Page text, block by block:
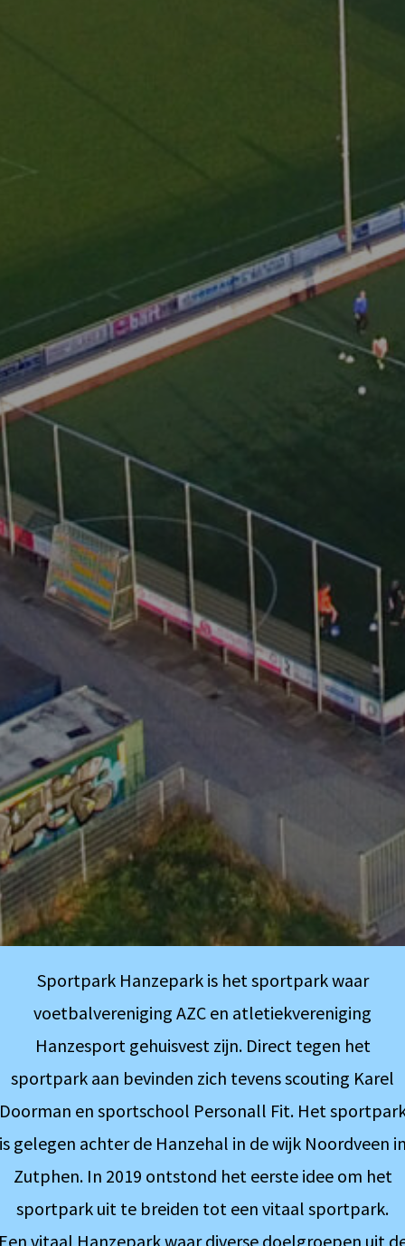
Sportpark Hanzepark is het sportpark waar
voetbalvereniging AZC en atletiekvereniging
Hanzesport gehuisvest zijn. Direct tegen het
sportpark aan bevinden zich tevens scouting Karel
en sportschool Personall Fit. Het
gelegen achter de Hanzehal in de wijk Noordveen
Zutphen. In 2019 ontstond het eerste idee om het
sportpark uit te breiden tot een vitaal sportpark.
vitaal Hanzepark waar diverse doelgroepen uit